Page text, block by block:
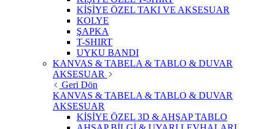
KİŞİYE ÖZEL TAKI VE AKSESUAR
KOLYE
ŞAPKA
T-SHIRT
UYKU BANDI
KANVAS & TABELA & TABLO & DUVAR
AKSESUAR
Geri Dön
KANVAS & TABELA & TABLO & DUVAR
AKSESUAR
KİŞİYE ÖZEL 3D & AHŞAP TABLO